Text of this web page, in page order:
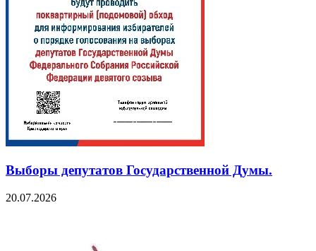
Выборы депутатов Государственной Думы.
20.07.2026